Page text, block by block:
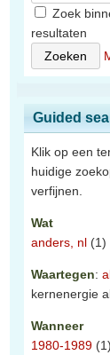
Zoek
resultaten
Guided
Klik op een
huidige
verfijnen.
Wat
anders, nl (1)
Waartegen:
kernenergie
Wanneer
1980-1989 (1)